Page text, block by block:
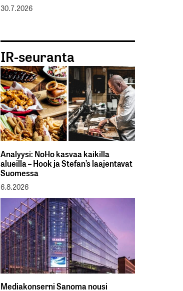
30.7.2026
IR-seuranta
Analyysi: NoHo kasvaa kaikilla
alueilla – Hook ja Stefan’s laajentavat
Suomessa
6.8.2026
Mediakonserni Sanoma nousi